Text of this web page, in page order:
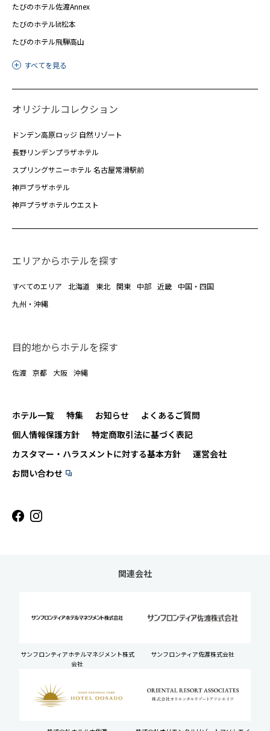
たびのホテル佐渡Annex
たびのホテルlit松本
たびのホテル飛騨高山
すべてを見る
オリジナルコレクション
ドンデン高原ロッジ 自然リゾート
長野リンデンプラザホテル
スプリングサニーホテル 名古屋常滑駅前
神戸プラザホテル
神戸プラザホテルウエスト
エリアからホテルを探す
すべてのエリア 北海道 東北 関東 中部 近畿 中国・四国
九州・沖縄
目的地からホテルを探す
佐渡 京都 大阪 沖縄
ホテル一覧 特集 お知らせ
よくあるご質問
個人情報保護方針
特定商取引法に基づく表記
カスタマー・ハラスメントに対する基本方針
運営会社
お問い合わせ
関連会社
サンフロンティアホテルマネジメント株式
会社
サンフロンティア佐渡株式会社